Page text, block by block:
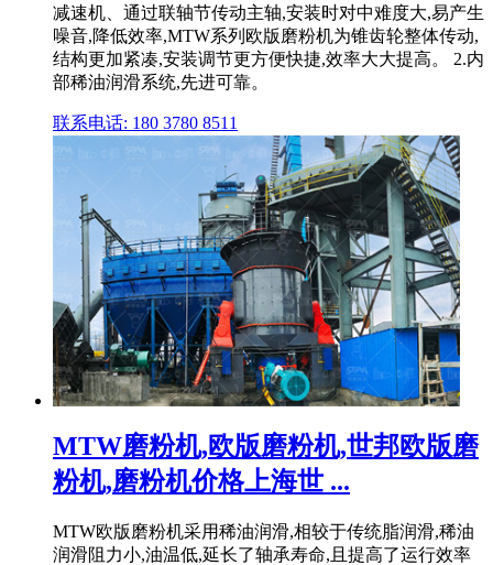
减速机、通过联轴节传动主轴,安装时对中难度大,易产生
噪音,降低效率,MTW系列欧版磨粉机为锥齿轮整体传动,
结构更加紧凑,安装调节更方便快捷,效率大大提高。 2.内
部稀油润滑系统,先进可靠。
联系电话: 180 3780 8511
MTW磨粉机,欧版磨粉机,世邦欧版磨
粉机,磨粉机价格上海世 ...
MTW欧版磨粉机采用稀油润滑,相较于传统脂润滑,稀油
润滑阻力小,油温低,延长了轴承寿命,且提高了运行效率